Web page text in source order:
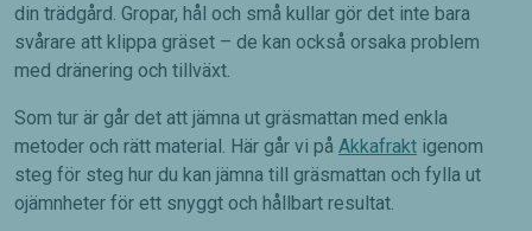
din trädgård. Gropar, hål och små kullar gör det inte bara
svårare att klippa gräset – de kan också orsaka problem
med dränering och tillväxt.
Som tur är går det att jämna ut gräsmattan med enkla
metoder och rätt material. Här går vi på Akkafrakt igenom
steg för steg hur du kan jämna till gräsmattan och fylla ut
ojämnheter för ett snyggt och hållbart resultat.